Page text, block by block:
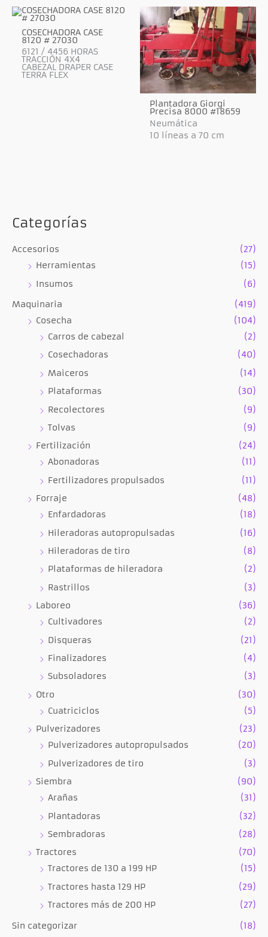
Categorías
Accesorios
(27)
Herramientas
(15)
Insumos
(6)
Maquinaria
(419)
Cosecha
(104)
Carros de cabezal
(2)
Cosechadoras
(40)
Maiceros
(14)
Plataformas
(30)
Recolectores
(9)
Tolvas
(9)
Fertilización
(24)
Abonadoras
(11)
Fertilizadores propulsados
(11)
Forraje
(48)
Enfardadoras
(18)
Hileradoras autopropulsadas
(16)
Hileradoras de tiro
(8)
Plataformas de hileradora
(2)
Rastrillos
(3)
Laboreo
(36)
Cultivadores
(2)
Disqueras
(21)
Finalizadores
(4)
Subsoladores
(3)
Otro
(30)
Cuatriciclos
(5)
Pulverizadores
(23)
Pulverizadores autopropulsados
(20)
Pulverizadores de tiro
(3)
Siembra
(90)
Arañas
(31)
Plantadoras
(32)
Sembradoras
(28)
Tractores
(70)
Tractores de 130 a 199 HP
(15)
Tractores hasta 129 HP
(29)
Tractores más de 200 HP
(27)
Sin categorizar (18)
COSECHADORA CASE
8120 # 27030
6121 / 4456 HORAS
TRACCIÓN 4X4
CABEZAL DRAPER CASE
TERRA FLEX
Plantadora Giorgi
Precisa 8000 #18659
Neumática
10 líneas a 70 cm